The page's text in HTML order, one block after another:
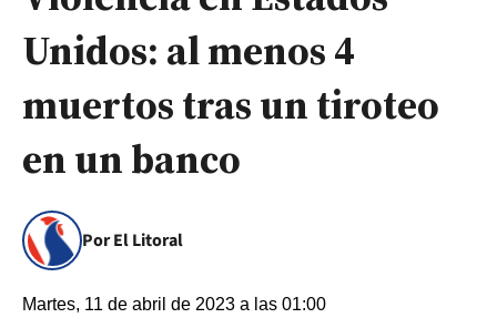
Unidos: al menos 4
muertos tras un tiroteo
en un banco
Por El Litoral
Martes, 11 de abril de 2023 a las 01:00